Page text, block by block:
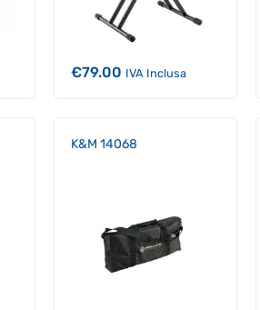
€79.00 IVA Inclusa
K&M 14068